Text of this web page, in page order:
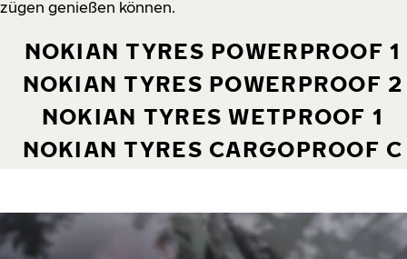
zügen genießen können.
NOKIAN TYRES POWERPROOF 1
NOKIAN TYRES POWERPROOF 2
NOKIAN TYRES WETPROOF 1
NOKIAN TYRES CARGOPROOF C